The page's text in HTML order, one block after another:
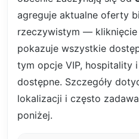
agreguje aktualne oferty
rzeczywistym — kliknięcie
pokazuje wszystkie
tym opcje VIP, hospitality
dostępne. Szczegóły
lokalizacji i często
poniżej.